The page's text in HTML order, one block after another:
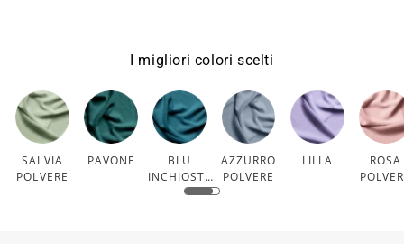
I migliori colori scelti
SALVIA
POLVERE
PAVONE
BLU
INCHIOSTR
O
AZZURRO
POLVERE
LILLA
ROSA